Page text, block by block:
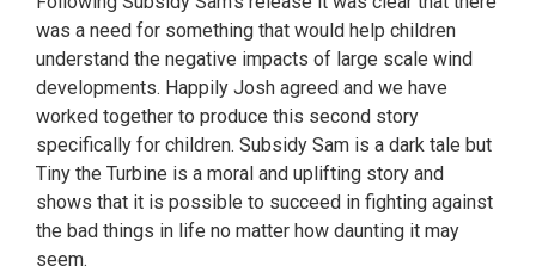
was a need for something that would help children
understand the negative impacts of large scale wind
developments. Happily Josh agreed and we have
worked together to produce this second story
specifically for children. Subsidy Sam is a dark tale but
Tiny the Turbine is a moral and uplifting story and
shows that it is possible to succeed in fighting against
the bad things in life no matter how daunting it may
seem.